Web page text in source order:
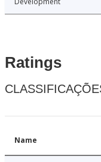
Ratings
Name